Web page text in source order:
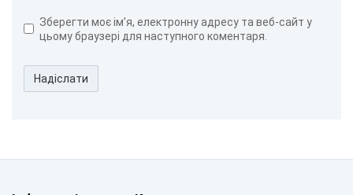
Зберегти моє ім’я, електронну адресу та веб-сайт у
цьому браузері для наступного коментаря.
Надіслати